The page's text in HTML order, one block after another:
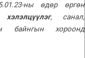
ны өдөр өргөн
, санал,
байнгын хороонд